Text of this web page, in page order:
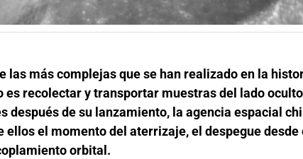
las más complejas que se han realizado en la
es recolectar y transportar muestras del lado
después de su lanzamiento, la agencia espacial
ellos el momento del aterrizaje, el despegue
orbital.